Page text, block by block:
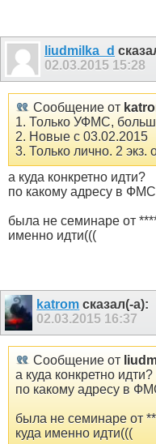
liudmilka_d
02.03.2015 15:28
Сообщение от
1. Только УФМС,
2. Новые с 03.02.2015
3. Только лично. 2
а куда конкретно идти?
по какому адресу в
была не семинаре от
именно идти(((
katrom сказал(-а):
02.03.2015 16:37
Сообщение от
а куда конкретно идти?
по какому адресу в
была не семинаре от
куда именно идти(((